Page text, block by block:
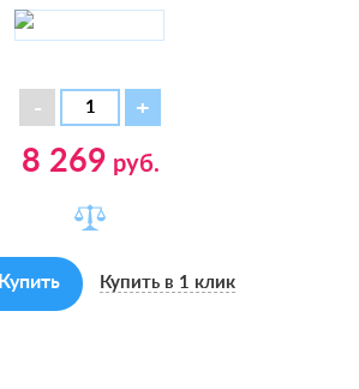
8 269 руб.
Купить Купить в 1 клик